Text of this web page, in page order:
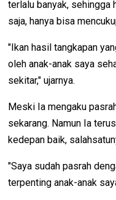
terlalu banyak, sehingga
saja, hanya bisa
"Ikan hasil tangkapan
oleh anak-anak saya
sekitar," ujarnya.
Meski Ia mengaku
sekarang. Namun Ia
kedepan baik,
"Saya sudah pasrah
terpenting anak-anak